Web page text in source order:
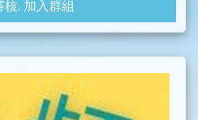
加入群組